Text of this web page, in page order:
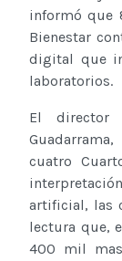
informó que
Bienestar
digital que
laboratorios.
El director
cuatro
artificial, las
lectura que,
400 mil